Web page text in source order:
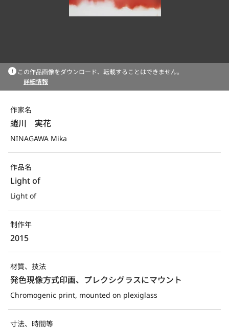
この作品画像をダウンロード、転載することはできません。
詳細情報
作家名
蜷川　実花
NINAGAWA Mika
作品名
Light of
Light of
制作年
2015
材質、技法
発色現像方式印画、プレクシグラスにマウント
Chromogenic print, mounted on plexiglass
寸法、時間等